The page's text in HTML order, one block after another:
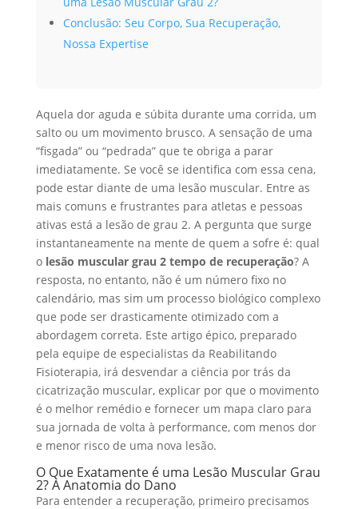
Conclusão: Seu Corpo, Sua Recuperação,
Nossa Expertise
Aquela dor aguda e súbita durante uma corrida, um
salto ou um movimento brusco. A sensação de uma
“fisgada” ou “pedrada” que te obriga a parar
imediatamente. Se você se identifica com essa cena,
pode estar diante de uma lesão muscular. Entre as
mais comuns e frustrantes para atletas e pessoas
ativas está a lesão de grau 2. A pergunta que surge
instantaneamente na mente de quem a sofre é: qual
o lesão muscular grau 2 tempo de recuperação? A
resposta, no entanto, não é um número fixo no
calendário, mas sim um processo biológico complexo
que pode ser drasticamente otimizado com a
abordagem correta. Este artigo épico, preparado
pela equipe de especialistas da Reabilitando
Fisioterapia, irá desvendar a ciência por trás da
cicatrização muscular, explicar por que o movimento
é o melhor remédio e fornecer um mapa claro para
sua jornada de volta à performance, com menos dor
e menor risco de uma nova lesão.
O Que Exatamente é uma Lesão Muscular Grau
2? A Anatomia do Dano
Para entender a recuperação, primeiro precisamos